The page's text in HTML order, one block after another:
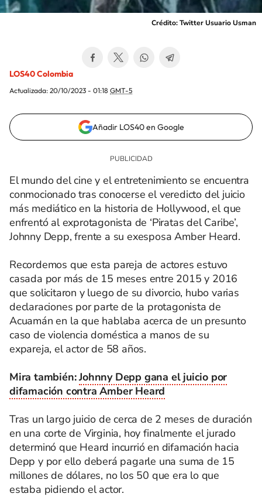
Crédito: Twitter Usuario Usman
LOS40 Colombia
Actualizada: 20/10/2023 - 01:18 GMT-5
Añadir LOS40 en Google
El mundo del cine y el entretenimiento se encuentra
conmocionado tras conocerse el veredicto del juicio
más mediático en la historia de Hollywood, el que
enfrentó al exprotagonista de ‘Piratas del Caribe’,
Johnny Depp, frente a su exesposa Amber Heard.
Recordemos que esta pareja de actores estuvo
casada por más de 15 meses entre 2015 y 2016
que solicitaron y luego de su divorcio, hubo varias
declaraciones por parte de la protagonista de
Acuamán en la que hablaba acerca de un presunto
caso de violencia doméstica a manos de su
expareja, el actor de 58 años.
Mira también:Johnny Depp gana el juicio por
difamación contra Amber Heard
Tras un largo juicio de cerca de 2 meses de duración
en una corte de Virginia, hoy finalmente el jurado
determinó que Heard incurrió en difamación hacia
Depp y por ello deberá pagarle una suma de 15
millones de dólares, no los 50 que era lo que
estaba pidiendo el actor.